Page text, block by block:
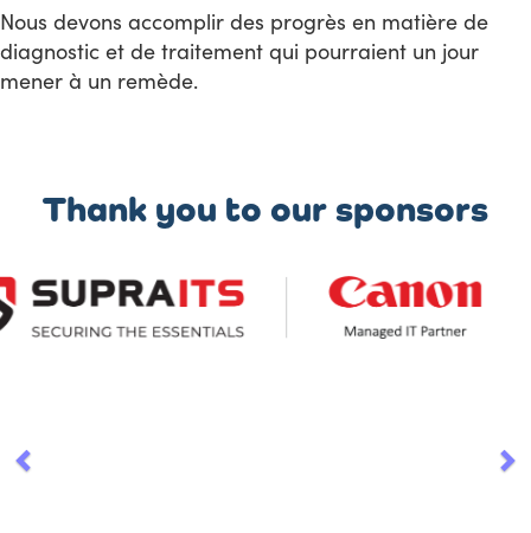
Nous devons accomplir des progrès en matière de
diagnostic et de traitement qui pourraient un jour
mener à un remède.
Thank you to our sponsors